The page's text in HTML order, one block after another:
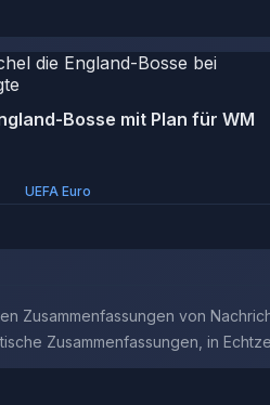
Bosse mit Plan für WM
UEFA Euro
Zusammenfassungen von
Zusammenfassungen, in